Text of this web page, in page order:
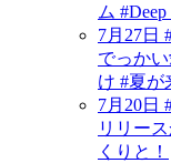
ム
7月27日
でっか
け #夏が
7月20日
リリー
くりと！